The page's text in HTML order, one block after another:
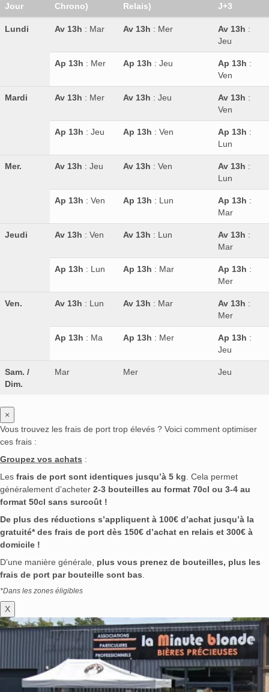
Jour
Chrono)
Relais)
J+3
Lundi Av 13h : Mar Av 13h : Mer Av 13h :
Jeu
Ap 13h : Mer Ap 13h : Jeu Ap 13h :
Ven
Mardi Av 13h : Mer Av 13h : Jeu Av 13h :
Ven
Ap 13h : Jeu Ap 13h : Ven Ap 13h :
Lun
Mer. Av 13h : Jeu Av 13h : Ven Av 13h :
Lun
Ap 13h : Ven Ap 13h : Lun Ap 13h :
Mar
Jeudi Av 13h : Ven Av 13h : Lun Av 13h :
Mar
Ap 13h : Lun Ap 13h : Mar Ap 13h :
Mer
Ven. Av 13h : Lun Av 13h : Mar Av 13h :
Mer
Ap 13h : Ma Ap 13h : Mer Ap 13h :
Jeu
Sam. /
Dim.
Mar Mer Jeu
×
Vous trouvez les frais de port trop élevés ? Voici comment optimiser
ces frais :
Groupez vos achats :
Les frais de port sont identiques jusqu’à 5 kg. Cela permet
généralement d’acheter 2-3 bouteilles au format 70cl ou 3-4 au
format 50cl sans surcoût !
De plus des réductions s’appliquent à 100€ d’achat jusqu’à la
gratuité* des frais de port dès 150€ d’achat en relais et 300€ à
domicile !
D’une manière générale, plus vous prenez de bouteilles, plus les
frais de port par bouteille sont bas.
*Dans les zones éligibles
X